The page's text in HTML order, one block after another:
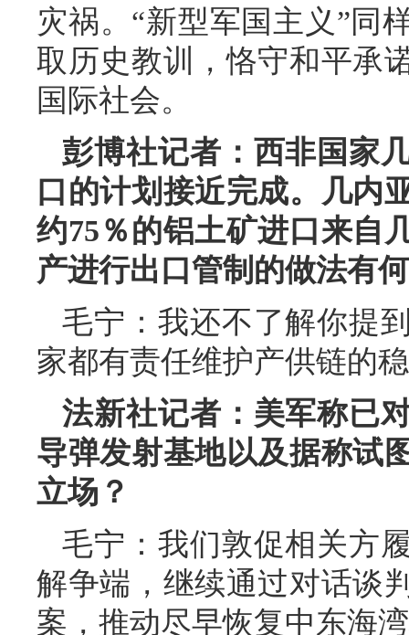
灾祸。“新型军国主义”同
取历史教训，恪守和平承
国际社会。
彭博社记者：西非国家
口的计划接近完成。几内
约75％的铝土矿进口来自
产进行出口管制的做法有
毛宁：我还不了解你提
家都有责任维护产供链的
法新社记者：美军称已
导弹发射基地以及据称试
立场？
毛宁：我们敦促相关方
解争端，继续通过对话谈
案，推动尽早恢复中东海